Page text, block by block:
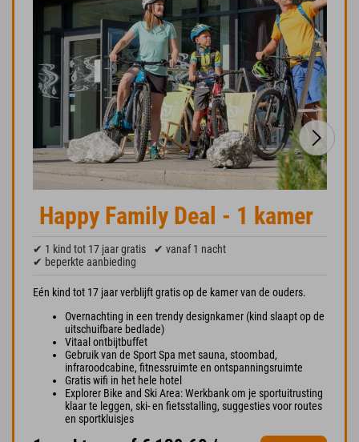
Happy Family Deal - 1 kamer
✔ 1 kind tot 17 jaar gratis
✔ vanaf 1 nacht
✔ beperkte aanbieding
Eén kind tot 17 jaar verblijft gratis op de kamer van de ouders.
Overnachting in een trendy designkamer (kind slaapt op de
uitschuifbare bedlade)
Vitaal ontbijtbuffet
Gebruik van de Sport Spa met sauna, stoombad,
infraroodcabine, fitnessruimte en ontspanningsruimte
Gratis wifi in het hele hotel
Explorer Bike and Ski Area: Werkbank om je sportuitrusting
klaar te leggen, ski- en fietsstalling, suggesties voor routes
en sportkluisjes